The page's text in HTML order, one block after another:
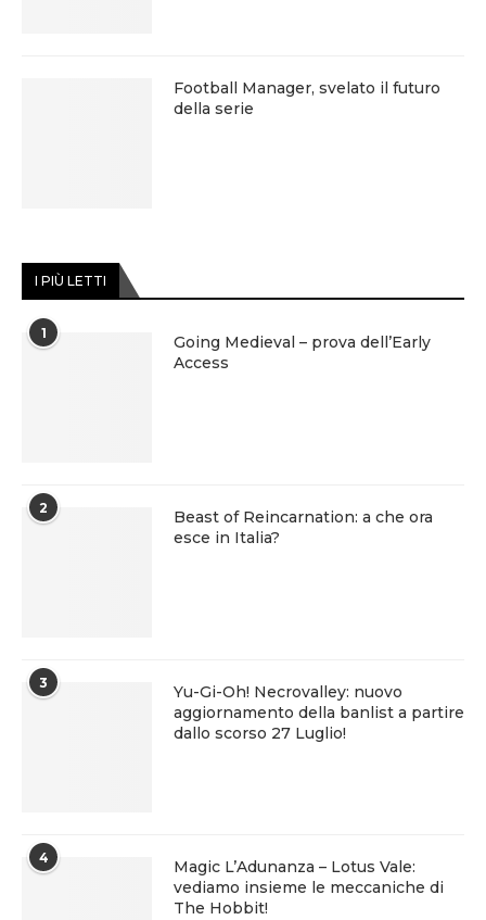
Football Manager, svelato il futuro
della serie
I PIÙ LETTI
1
Going Medieval – prova dell’Early
Access
2
Beast of Reincarnation: a che ora
esce in Italia?
3
Yu-Gi-Oh! Necrovalley: nuovo
aggiornamento della banlist a partire
dallo scorso 27 Luglio!
4
Magic L’Adunanza – Lotus Vale:
vediamo insieme le meccaniche di
The Hobbit!